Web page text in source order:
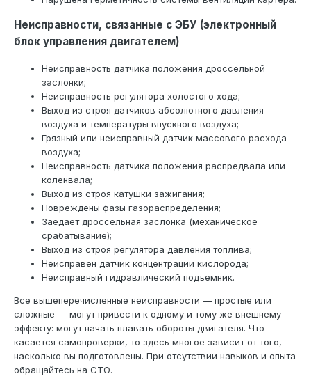
Неисправности, связанные с ЭБУ (электронный
блок управления двигателем)
Неисправность датчика положения дроссельной
заслонки;
Неисправность регулятора холостого хода;
Выход из строя датчиков абсолютного давления
воздуха и температуры впускного воздуха;
Грязный или неисправный датчик массового расхода
воздуха;
Неисправность датчика положения распредвала или
коленвала;
Выход из строя катушки зажигания;
Повреждены фазы газораспределения;
Заедает дроссельная заслонка (механическое
срабатывание);
Выход из строя регулятора давления топлива;
Неисправен датчик концентрации кислорода;
Неисправный гидравлический подъемник.
Все вышеперечисленные неисправности — простые или
сложные — могут привести к одному и тому же внешнему
эффекту: могут начать плавать обороты двигателя. Что
касается самопроверки, то здесь многое зависит от того,
насколько вы подготовлены. При отсутствии навыков и опыта
обращайтесь на СТО.